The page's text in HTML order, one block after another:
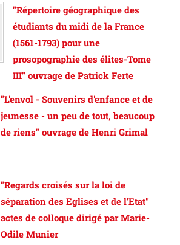
"Répertoire géographique des
étudiants du midi de la France
(1561-1793) pour une
prosopographie des élites-Tome
III" ouvrage de Patrick Ferte
"L'envol - Souvenirs d'enfance et de
jeunesse - un peu de tout, beaucoup
de riens" ouvrage de Henri Grimal
"Regards croisés sur la loi de
séparation des Eglises et de l'Etat"
actes de colloque dirigé par Marie-
Odile Munier